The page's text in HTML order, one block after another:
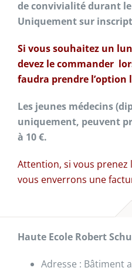
de convivialité durant
Uniquement sur
Si vous souhaitez un
devez le commander
faudra prendre l’option
Les jeunes médecins
uniquement, peuvent
à 10 €.
Attention, si vous prenez
vous enverrons une
Haute Ecole Robert
Adresse : Bâtiment